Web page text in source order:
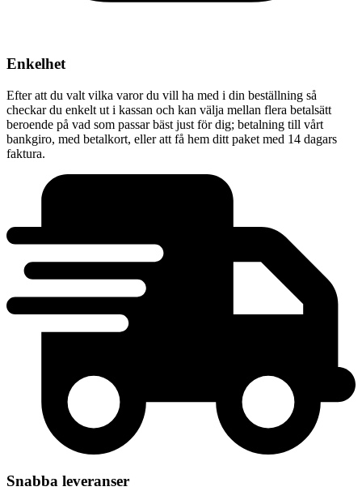
Enkelhet
Efter att du valt vilka varor du vill ha med i din beställning så
checkar du enkelt ut i kassan och kan välja mellan flera betalsätt
beroende på vad som passar bäst just för dig; betalning till vårt
bankgiro, med betalkort, eller att få hem ditt paket med 14 dagars
faktura.
Snabba leveranser